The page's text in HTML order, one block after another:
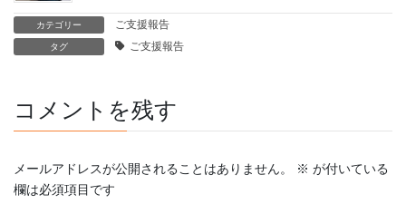
カテゴリー ご支援報告
タグ ご支援報告
コメントを残す
メールアドレスが公開されることはありません。 ※ が付いている
欄は必須項目です